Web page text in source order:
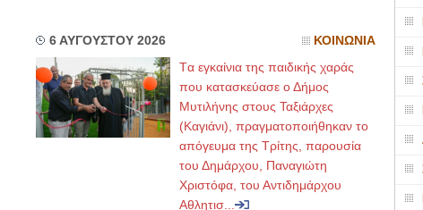
6 ΑΥΓΟΥΣΤΟΥ 2026 ΚΟΙΝΩΝΙΑ
Tα εγκαίνια της παιδικής χαράς
που κατασκεύασε ο Δήμος
Μυτιλήνης στους Ταξιάρχες
(Καγιάνι), πραγματοποιήθηκαν το
απόγευμα της Τρίτης, παρουσία
του Δημάρχου, Παναγιώτη
Χριστόφα, του Αντιδημάρχου
Αθλητισ...